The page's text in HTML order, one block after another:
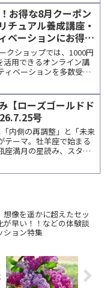
お得な8月クーポン
チュアル養成講座・
ベーションにお得に
クショップでは、1000円
活用できるオンライン講
ィベーションを多数受付
【ローズゴールドド
号
内側の再調整」と「未来
テーマ。牡羊座で始まる
座満月の星読み、スタッ
想像を遥かに超えたセッ
が早い！！などの体験談
ション特集